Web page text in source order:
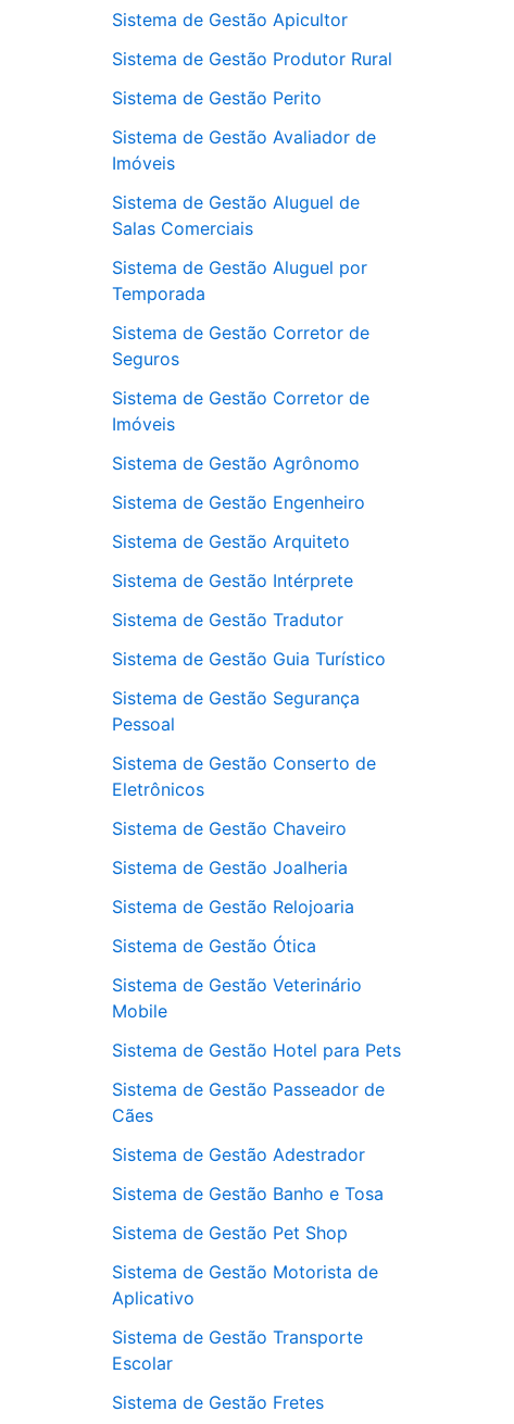
Sistema de Gestão Apicultor
Sistema de Gestão Produtor Rural
Sistema de Gestão Perito
Sistema de Gestão Avaliador de
Imóveis
Sistema de Gestão Aluguel de
Salas Comerciais
Sistema de Gestão Aluguel por
Temporada
Sistema de Gestão Corretor de
Seguros
Sistema de Gestão Corretor de
Imóveis
Sistema de Gestão Agrônomo
Sistema de Gestão Engenheiro
Sistema de Gestão Arquiteto
Sistema de Gestão Intérprete
Sistema de Gestão Tradutor
Sistema de Gestão Guia Turístico
Sistema de Gestão Segurança
Pessoal
Sistema de Gestão Conserto de
Eletrônicos
Sistema de Gestão Chaveiro
Sistema de Gestão Joalheria
Sistema de Gestão Relojoaria
Sistema de Gestão Ótica
Sistema de Gestão Veterinário
Mobile
Sistema de Gestão Hotel para Pets
Sistema de Gestão Passeador de
Cães
Sistema de Gestão Adestrador
Sistema de Gestão Banho e Tosa
Sistema de Gestão Pet Shop
Sistema de Gestão Motorista de
Aplicativo
Sistema de Gestão Transporte
Escolar
Sistema de Gestão Fretes